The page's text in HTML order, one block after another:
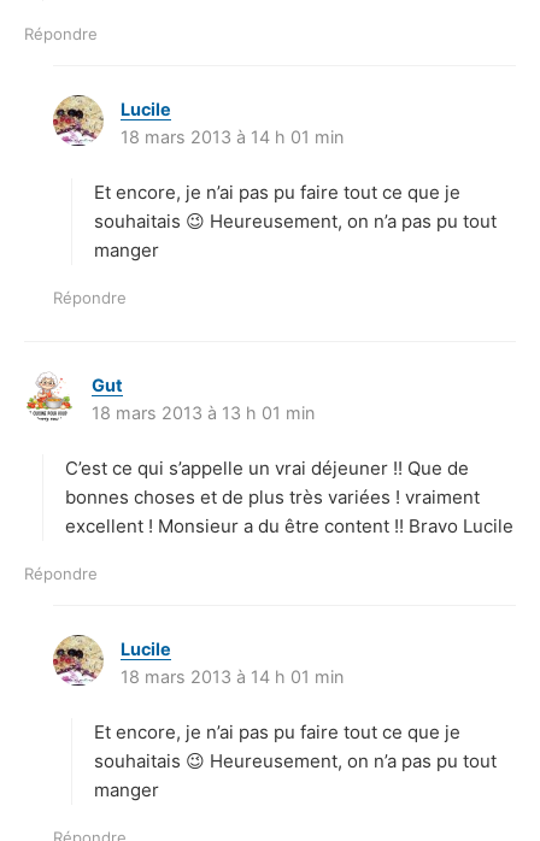
Répondre
Lucile
i
:
18 mars 2013 à 14 h 01 min
Et encore, je n’ai pas pu faire tout ce que je
souhaitais 😉 Heureusement, on n’a pas pu tout
manger
Répondre
Gut
i
:
18 mars 2013 à 13 h 01 min
C’est ce qui s’appelle un vrai déjeuner !! Que de
bonnes choses et de plus très variées ! vraiment
excellent ! Monsieur a du être content !! Bravo Lucile
Répondre
Lucile
i
:
18 mars 2013 à 14 h 01 min
Et encore, je n’ai pas pu faire tout ce que je
souhaitais 😉 Heureusement, on n’a pas pu tout
manger